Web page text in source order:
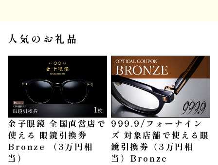
人気のお礼品
金子眼鏡 全国直営店で
使える 眼鏡引換券
Bronze （3万円相
当）
999.9/フォーナイン
ズ 対象店舗で使える眼
鏡引換券（3万円相
当）Bronze